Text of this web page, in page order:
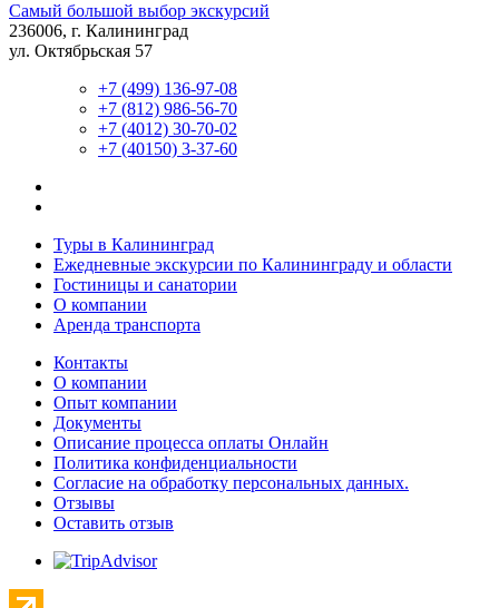
Самый большой выбор экскурсий
236006, г. Калининград
ул. Октябрьская 57
+7 (499) 136-97-08
+7 (812) 986-56-70
+7 (4012) 30-70-02
+7 (40150) 3-37-60
Туры в Калининград
Ежедневные экскурсии по Калининграду и области
Гостиницы и санатории
О компании
Аренда транспорта
Контакты
О компании
Опыт компании
Документы
Описание процесса оплаты Онлайн
Политика конфиденциальности
Согласие на обработку персональных данных.
Отзывы
Оставить отзыв